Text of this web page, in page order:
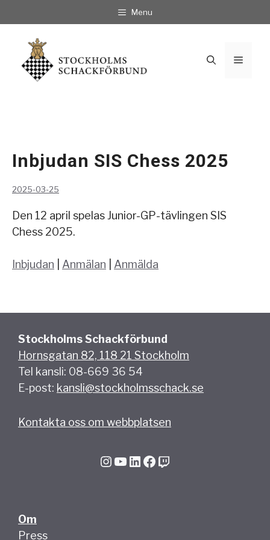
till
innehåll
Menu
Meny
Inbjudan SIS Chess 2025
2025-03-25
Den 12 april spelas Junior-GP-tävlingen SIS
Chess 2025.
Inbjudan Anmälan Anmälda
Stockholms Schackförbund
Hornsgatan 82, 118 21 Stockholm
Tel kansli: 08-669 36 54
E-post: kansli@stockholmsschack.se
Kontakta oss om webbplatsen
InstagramYouTube LinkedIn Facebook Twitch
Om
Press